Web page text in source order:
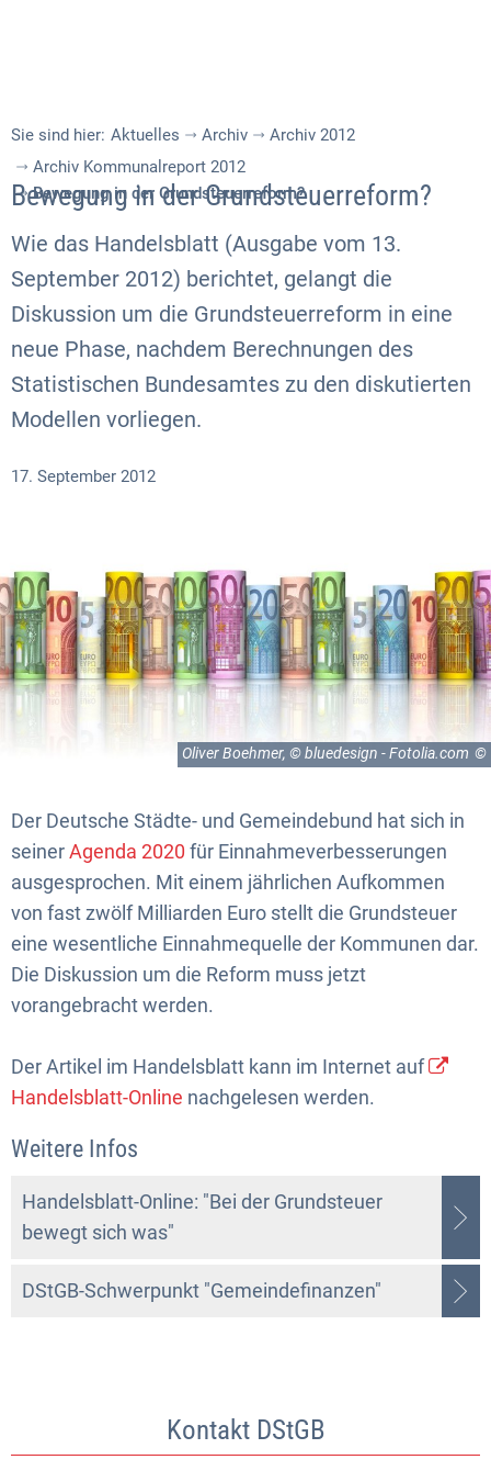
Sie sind hier: Aktuelles Archiv
Archiv 2012
Archiv Kommunalreport 2012
Bewegung in der Grundsteuerreform?
Bewegung in der Grundsteuerreform?
Wie das Handelsblatt (Ausgabe vom 13.
September 2012) berichtet, gelangt die
Diskussion um die Grundsteuerreform in eine
neue Phase, nachdem Berechnungen des
Statistischen Bundesamtes zu den diskutierten
Modellen vorliegen.
17. September 2012
Oliver Boehmer, © bluedesign - Fotolia.com
Der Deutsche Städte- und Gemeindebund hat sich in
seinerAgenda 2020 für Einnahmeverbesserungen
ausgesprochen. Mit einem jährlichen Aufkommen
von fast zwölf Milliarden Euro stellt die Grundsteuer
eine wesentliche Einnahmequelle der Kommunen dar.
Die Diskussion um die Reform muss jetzt
vorangebracht werden.
Der Artikel im Handelsblatt kann im Internet auf
Handelsblatt-Online nachgelesen werden.
Weitere Infos
Handelsblatt-Online: "Bei der Grundsteuer
bewegt sich was"
DStGB-Schwerpunkt "Gemeindefinanzen"
Kontakt DStGB